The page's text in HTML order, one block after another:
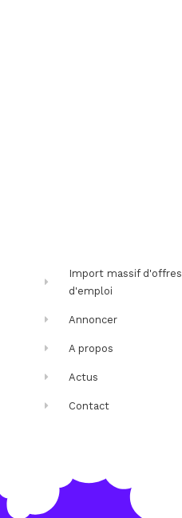
Import massif d'offres
d'emploi
Annoncer
A propos
Actus
Contact